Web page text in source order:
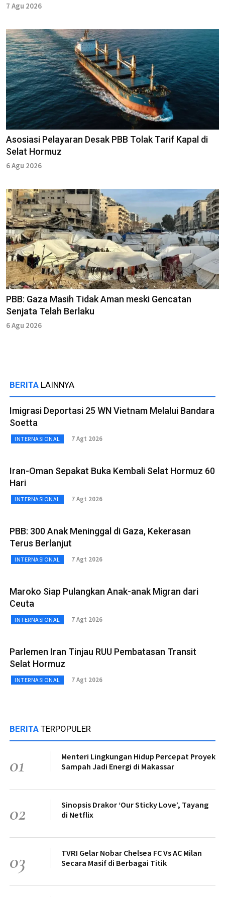
7 Agu 2026
Asosiasi Pelayaran Desak PBB Tolak Tarif Kapal di
Selat Hormuz
6 Agu 2026
PBB: Gaza Masih Tidak Aman meski Gencatan
Senjata Telah Berlaku
6 Agu 2026
BERITA LAINNYA
Imigrasi Deportasi 25 WN Vietnam Melalui Bandara
Soetta
INTERNASIONAL 7 Agt 2026
Iran-Oman Sepakat Buka Kembali Selat Hormuz 60
Hari
INTERNASIONAL 7 Agt 2026
PBB: 300 Anak Meninggal di Gaza, Kekerasan
Terus Berlanjut
INTERNASIONAL 7 Agt 2026
Maroko Siap Pulangkan Anak-anak Migran dari
Ceuta
INTERNASIONAL 7 Agt 2026
Parlemen Iran Tinjau RUU Pembatasan Transit
Selat Hormuz
INTERNASIONAL 7 Agt 2026
BERITA TERPOPULER
01
Menteri Lingkungan Hidup Percepat Proyek
Sampah Jadi Energi di Makassar
02
Sinopsis Drakor ‘Our Sticky Love’, Tayang
di Netflix
03
TVRI Gelar Nobar Chelsea FC Vs AC Milan
Secara Masif di Berbagai Titik